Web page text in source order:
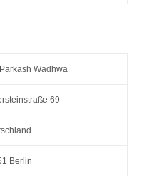
Wadhwa
69
Berlin